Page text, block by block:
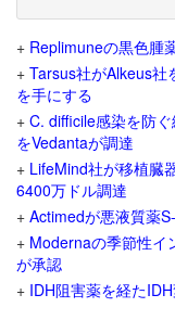
+ Replimuneの黒色腫
+ Tarsus社がAlkeus社
を手にする
+ C. difficile感染を防
をVedantaが調達
+ LifeMind社が移植臓
6400万ドル調達
+ Actimedが悪液質薬
+ Modernaの季節性イ
が承認
+ IDH阻害薬を経た